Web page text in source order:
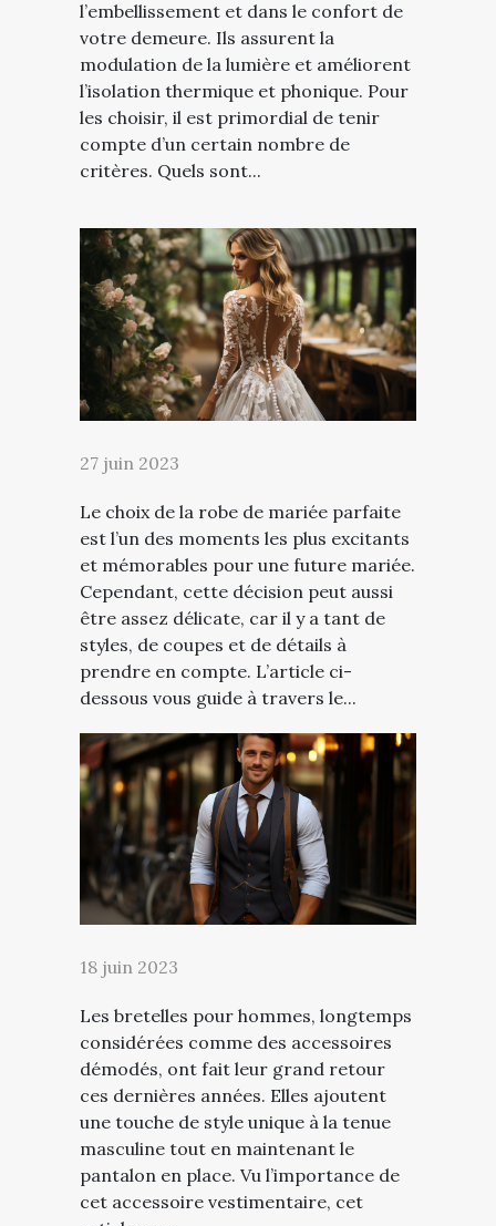
l’embellissement et dans le confort de
votre demeure. Ils assurent la
modulation de la lumière et améliorent
l’isolation thermique et phonique. Pour
les choisir, il est primordial de tenir
compte d’un certain nombre de
critères. Quels sont...
27 juin 2023
Le choix de la robe de mariée parfaite
est l’un des moments les plus excitants
et mémorables pour une future mariée.
Cependant, cette décision peut aussi
être assez délicate, car il y a tant de
styles, de coupes et de détails à
prendre en compte. L’article ci-
dessous vous guide à travers le...
18 juin 2023
Les bretelles pour hommes, longtemps
considérées comme des accessoires
démodés, ont fait leur grand retour
ces dernières années. Elles ajoutent
une touche de style unique à la tenue
masculine tout en maintenant le
pantalon en place. Vu l’importance de
cet accessoire vestimentaire, cet